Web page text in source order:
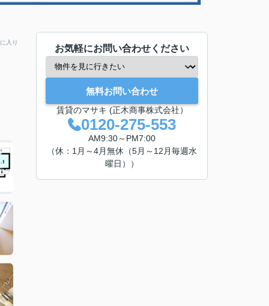
入り
お気軽にお問い合わせください
無料お問い合わせ
賃貸のマサキ (正木商事株式会社）
0120-275-553
AM9:30～PM7:00
（休：1月～4月無休（5月～12月毎週水
曜日））